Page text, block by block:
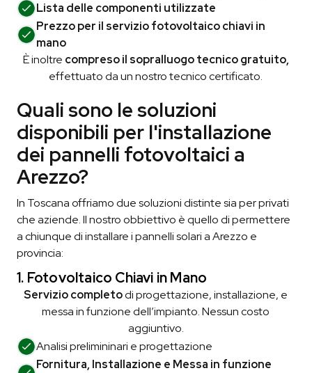
Lista delle componenti utilizzate
Prezzo per il servizio fotovoltaico chiavi in
mano
È inoltre compreso il sopralluogo tecnico gratuito,
effettuato da un nostro tecnico certificato.
Quali sono le soluzioni
disponibili per l'installazione
dei pannelli fotovoltaici a
Arezzo?
In Toscana offriamo due soluzioni distinte sia per privati
che aziende. Il nostro obbiettivo è quello di permettere
a chiunque di installare i pannelli solari a Arezzo e
provincia:
1. Fotovoltaico Chiavi in Mano
Servizio completodi progettazione, installazione, e
messa in funzione dell’impianto. Nessun costo
aggiuntivo.
Analisi prelimininari eprogettazione
Fornitura, Installazione e Messa in funzione